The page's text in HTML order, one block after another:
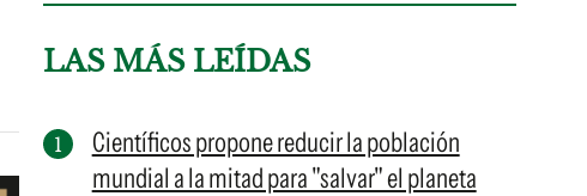
LAS MÁS LEÍDAS
Científicos propone reducir la población
mundial a la mitad para "salvar" el planeta